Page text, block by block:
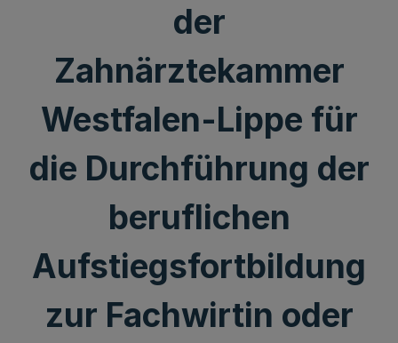
der
Zahnärztekammer
Westfalen-Lippe für
die Durchführung der
beruflichen
Aufstiegsfortbildung
zur Fachwirtin oder